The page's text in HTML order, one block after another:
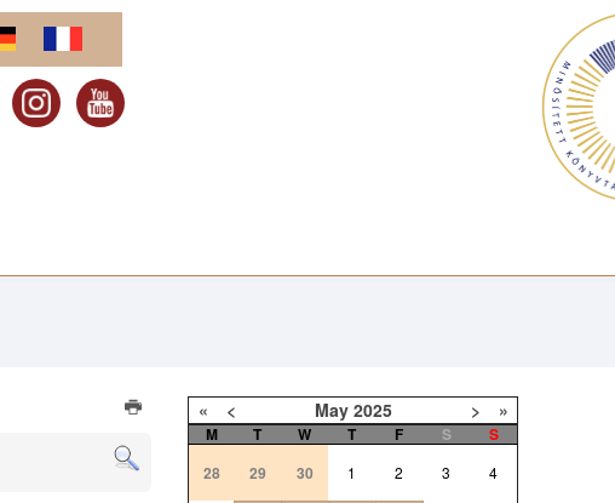
« < May 2025 > »
M T W T F S
S
28
29 30 1 2 3 4